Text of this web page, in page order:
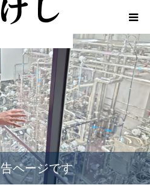
ページです